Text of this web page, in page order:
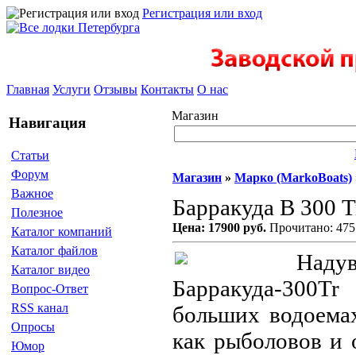
Регистрация или вход
Главная Услуги Отзывы Контакты О нас
Навигация
Статьи
Форум
Важное
Полезное
Каталог компаний
Каталог файлов
Каталог видео
Вопрос-Ответ
RSS канал
Опросы
Юмор
Магазин
Магазин » Марко (MarkoBoats)
Барракуда В 300
Цена: 17900 руб. Прочитано:
Барракуда-
больших
как рыболовов и